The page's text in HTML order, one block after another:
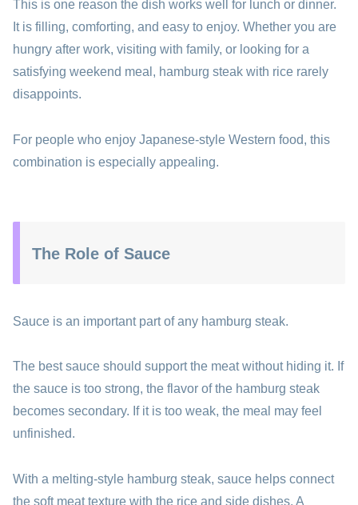
This is one reason the dish works well for lunch or dinner.
It is filling, comforting, and easy to enjoy. Whether you are
hungry after work, visiting with family, or looking for a
satisfying weekend meal, hamburg steak with rice rarely
disappoints.
For people who enjoy Japanese-style Western food, this
combination is especially appealing.
The Role of Sauce
Sauce is an important part of any hamburg steak.
The best sauce should support the meat without hiding it. If
the sauce is too strong, the flavor of the hamburg steak
becomes secondary. If it is too weak, the meal may feel
unfinished.
With a melting-style hamburg steak, sauce helps connect
the soft meat texture with the rice and side dishes. A